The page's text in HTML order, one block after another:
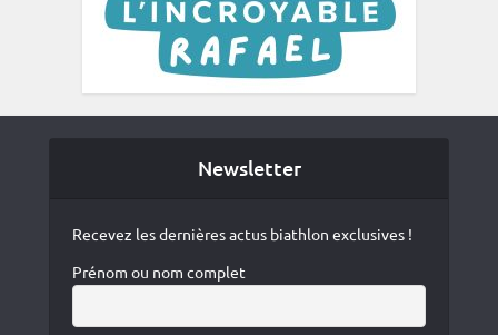
Newsletter
Recevez les dernières actus biathlon exclusives !
Prénom ou nom complet